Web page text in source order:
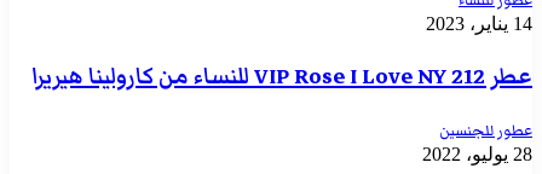
14 يناير، 2023
عطر 212 VIP Rose I Love NY للنساء من كارولينا هيريرا
عطور للجنسين
28 يوليو، 2022